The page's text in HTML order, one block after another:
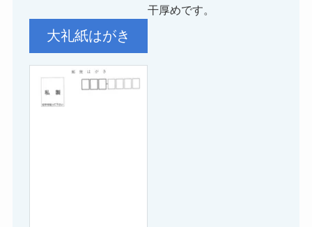
干厚めです。
大礼紙はがき